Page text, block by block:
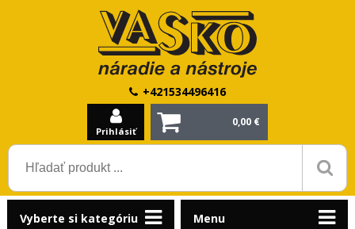
+421534496416
Prihlásiť
0,00 €
Vyberte si kategóriu Menu